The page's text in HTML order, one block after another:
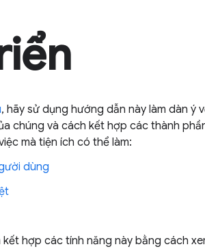
, hãy sử dụng hướng dẫn này làm dàn ý
chúng và cách kết hợp các thành
mà tiện ích có thể làm:
dùng
kết hợp các tính năng này bằng cách